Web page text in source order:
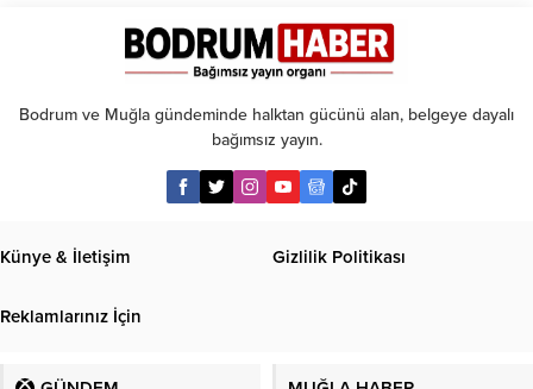
Bodrum ve Muğla gündeminde halktan gücünü alan, belgeye dayalı
bağımsız yayın.
Künye & İletişim Gizlilik Politikası
Reklamlarınız İçin